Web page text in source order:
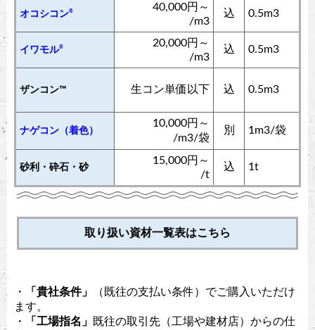
オコシコン®
40,000円～
/m3
込 0.5m3
イワモル®
20,000円～
/m3
込 0.5m3
ザンコン™︎ 生コン単価以下 込 0.5m3
ナゲコン（着色）
10,000円～
/m3/袋
別 1m3/袋
砂利・砕石・砂
15,000円～
/t
込 1t
取り扱い資材一覧表はこちら
・ 「貴社条件」
（既往の支払い条件）でご購入いただけ
ます。
・
「工場指名」
既往の取引先（工場や建材店）からの仕